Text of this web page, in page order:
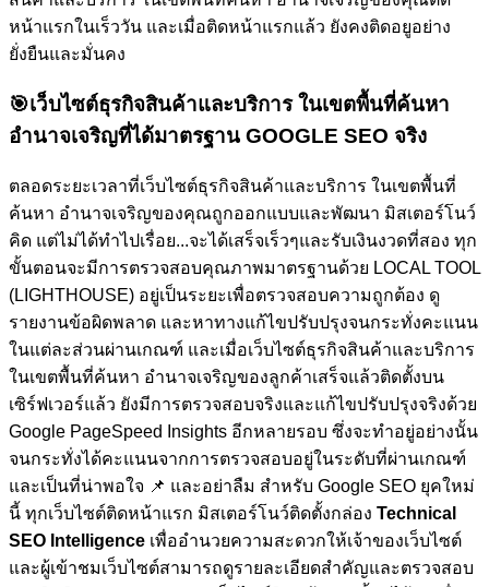
หน้าแรกในเร็ววัน และเมื่อติดหน้าแรกแล้ว ยังคงติดอยูอย่าง
ยั่งยืนและมั่นคง
🎯เว็บไซต์ธุรกิจสินค้าและบริการ ในเขตพื้นที่ค้นหา
อำนาจเจริญที่ได้มาตรฐาน GOOGLE SEO จริง
ตลอดระยะเวลาที่เว็บไซต์ธุรกิจสินค้าและบริการ ในเขตพื้นที่
ค้นหา อำนาจเจริญของคุณถูกออกแบบและพัฒนา มิสเตอร์โนว์
คิด แต่ไม่ได้ทำไปเรื่อย...จะได้เสร็จเร็วๆและรับเงินงวดที่สอง ทุก
ขั้นตอนจะมีการตรวจสอบคุณภาพมาตรฐานด้วย LOCAL TOOL
(LIGHTHOUSE) อยู่เป็นระยะเพื่อตรวจสอบความถูกต้อง ดู
รายงานข้อผิดพลาด และหาทางแก้ไขปรับปรุงจนกระทั่งคะแนน
ในแต่ละส่วนผ่านเกณฑ์ และเมื่อเว็บไซต์ธุรกิจสินค้าและบริการ
ในเขตพื้นที่ค้นหา อำนาจเจริญของลูกค้าเสร็จแล้วติดตั้งบน
เซิร์ฟเวอร์แล้ว ยังมีการตรวจสอบจริงและแก้ไขปรับปรุงจริงด้วย
Google PageSpeed Insights อีกหลายรอบ ซึ่งจะทำอยู่อย่างนั้น
จนกระทั่งได้คะแนนจากการตรวจสอบอยู่ในระดับที่ผ่านเกณฑ์
และเป็นที่น่าพอใจ 📌 และอย่าลืม สำหรับ Google SEO ยุคใหม่
นี้ ทุกเว็บไซต์ติดหน้าแรก มิสเตอร์โนว์ติดตั้งกล่อง Technical
SEO Intelligence เพื่ออำนวยความสะดวกให้เจ้าของเว็บไซต์
และผู้เข้าชมเว็บไซต์สามารถดูรายละเอียดสำคัญและตรวจสอบ